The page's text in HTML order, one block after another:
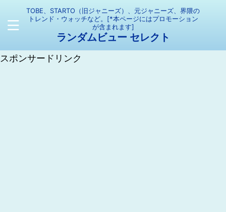
TOBE、STARTO（旧ジャニーズ）、元ジャニーズ、界隈の
トレンド・ウォッチなど。[*本ページにはプロモーション
が含まれます]
ランダムビュー セレクト
スポンサードリンク